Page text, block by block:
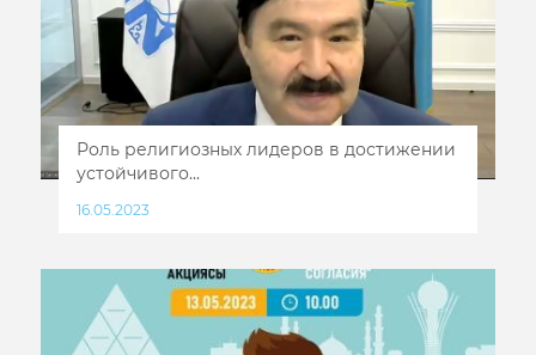
Роль религиозных лидеров в достижении
устойчивого...
16.05.2023